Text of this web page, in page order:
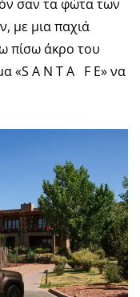
σαν τα φώτα των
με μια παχιά
πίσω άκρο του
«S A N T A F E» να